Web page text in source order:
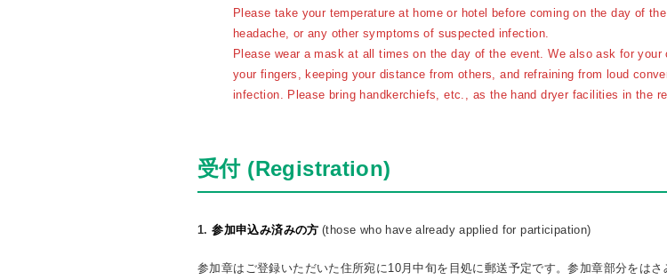
Please take your temperature at home or hotel before coming on the day of
headache, or any other symptoms of suspected infection.
Please wear a mask at all times on the day of the event. We also ask for
your fingers, keeping your distance from others, and refraining from loud
infection. Please bring handkerchiefs, etc., as the hand dryer facilities in the
受付 (Registration)
1.参加申込み済みの方(those who have already applied for participation)
参加章はご登録いただいた住所宛に10月中旬を目処に郵送予定です。参加章部分をは